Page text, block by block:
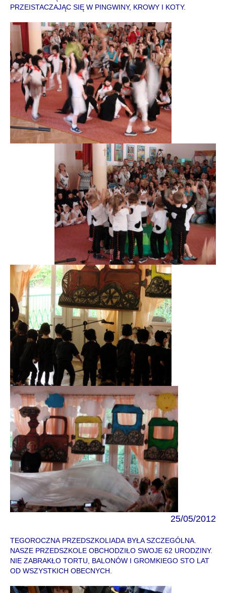
PRZEISTACZAJĄC SIĘ W PINGWINY, KROWY I KOTY.
25/05/2012
TEGOROCZNA PRZEDSZKOLIADA BYŁA SZCZEGÓLNA.
NASZE PRZEDSZKOLE OBCHODZIŁO SWOJE 62 URODZINY.
NIE ZABRAKŁO TORTU, BALONÓW I GROMKIEGO STO LAT
OD WSZYSTKICH OBECNYCH.